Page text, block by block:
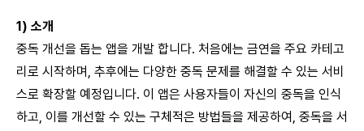
1) 소개
중독 개선을 돕는 앱을 개발 합니다. 처음에는 금연을 주요 카테고
리로 시작하며, 추후에는 다양한 중독 문제를 해결할 수 있는 서비
스로 확장할 예정입니다. 이 앱은 사용자들이 자신의 중독을 인식
하고, 이를 개선할 수 있는 구체적은 방법들을 제공하여, 중독을 서